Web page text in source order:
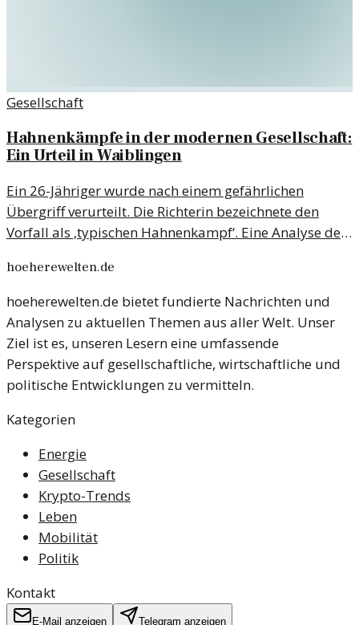
Gesellschaft
Hahnenkämpfe in der modernen Gesellschaft:
Ein Urteil in Waiblingen
Ein 26-Jähriger wurde nach einem gefährlichen
Übergriff verurteilt. Die Richterin bezeichnete den
Vorfall als ‚typischen Hahnenkampf‘. Eine Analyse der
hoeherewelten.de
hoeherewelten.de bietet fundierte Nachrichten und
Analysen zu aktuellen Themen aus aller Welt. Unser
Ziel ist es, unseren Lesern eine umfassende
Perspektive auf gesellschaftliche, wirtschaftliche und
politische Entwicklungen zu vermitteln.
Kategorien
Energie
Gesellschaft
Krypto-Trends
Leben
Mobilität
Politik
Kontakt
E-Mail anzeigen Telegram anzeigen